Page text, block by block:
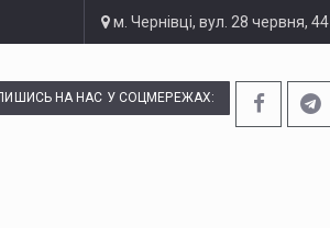
м. Чернівці, вул. 28 червня, 44
НА НАС У СОЦМЕРЕЖАХ: